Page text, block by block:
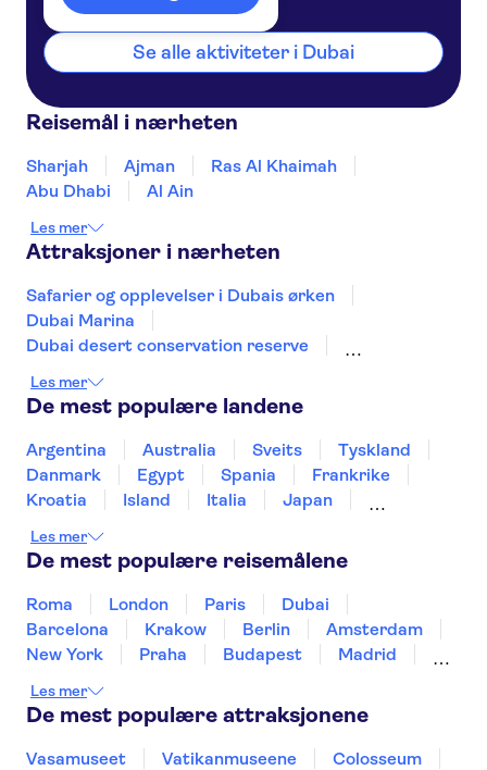
Se alle aktiviteter i Dubai
Reisemål i nærheten
Sharjah Ajman
Ras Al Khaimah
Abu Dhabi
Al Ain
Les mer
Attraksjoner i nærheten
Safarier og opplevelser i Dubais ørken
Dubai Marina
Dubai desert conservation reserve
Dubai Aquarium & Underwater Zoo
Sheikh Zayed Grand Mosque
Dubai Mall
Dubai Creek
Louvre Abu Dhabi
Aquaventure Waterpark
The Palm Jumeirah
Museum of the Future
Sky Views Dubai
Les mer
De mest populære landene
Argentina Australia Sveits
Tyskland
Danmark
Egypt Spania
Frankrike
Kroatia
Island Italia
Japan
Portugal
Sverige Thailand
Les mer
De mest populære reisemålene
Roma London Paris
Dubai
Barcelona
Krakow Berlin
Amsterdam
New York
Praha Budapest
Madrid
Gdansk
Alicante Riga
Les mer
De mest populære attraksjonene
Vasamuseet Vatikanmuseene
Colosseum